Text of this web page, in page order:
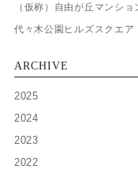
（仮称）自由が丘マンショ
代々木公園ヒルズスクエア
ARCHIVE
2025
2024
2023
2022